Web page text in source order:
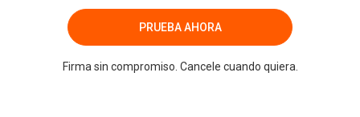
PRUEBA AHORA
Firma sin compromiso. Cancele cuando quiera.